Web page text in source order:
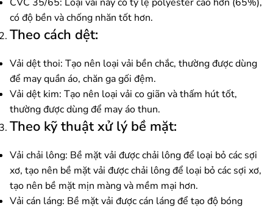
có độ bền và chống nhăn tốt hơn.
Theo cách dệt:
Vải dệt thoi: Tạo nên loại vải bền chắc, thường được dùng
để may quần áo, chăn ga gối đệm.
Vải dệt kim: Tạo nên loại vải co giãn và thấm hút tốt,
thường được dùng để may áo thun.
Theo kỹ thuật xử lý bề mặt:
Vải chải lông: Bề mặt vải được chải lông để loại bỏ các sợi
xơ, tạo nên bề mặt vải được chải lông để loại bỏ các sợi xơ,
tạo nên bề mặt mịn màng và mềm mại hơn.
Vải cán láng: Bề mặt vải được cán láng để tạo độ bóng